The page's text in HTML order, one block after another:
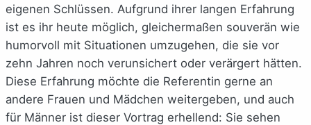
eigenen Schlüssen. Aufgrund ihrer langen Erfahrung
ist es ihr heute möglich, gleichermaßen souverän wie
humorvoll mit Situationen umzugehen, die sie vor
zehn Jahren noch verunsichert oder verärgert hätten.
Diese Erfahrung möchte die Referentin gerne an
andere Frauen und Mädchen weitergeben, und auch
für Männer ist dieser Vortrag erhellend: Sie sehen